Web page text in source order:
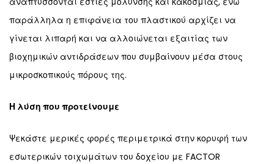
παράλληλα η επιφάνεια του πλαστικού αρχίζει να
γίνεται λιπαρή και να αλλοιώνεται εξαιτίας των
βιοχημικών αντιδράσεων που συμβαίνουν μέσα στους
μικροσκοπικούς πόρους της.
Η λύση που προτείνουμε
Ψεκάστε μερικές φορές περιμετρικά στην κορυφή των
εσωτερικών τοιχωμάτων του δοχείου με FACTOR